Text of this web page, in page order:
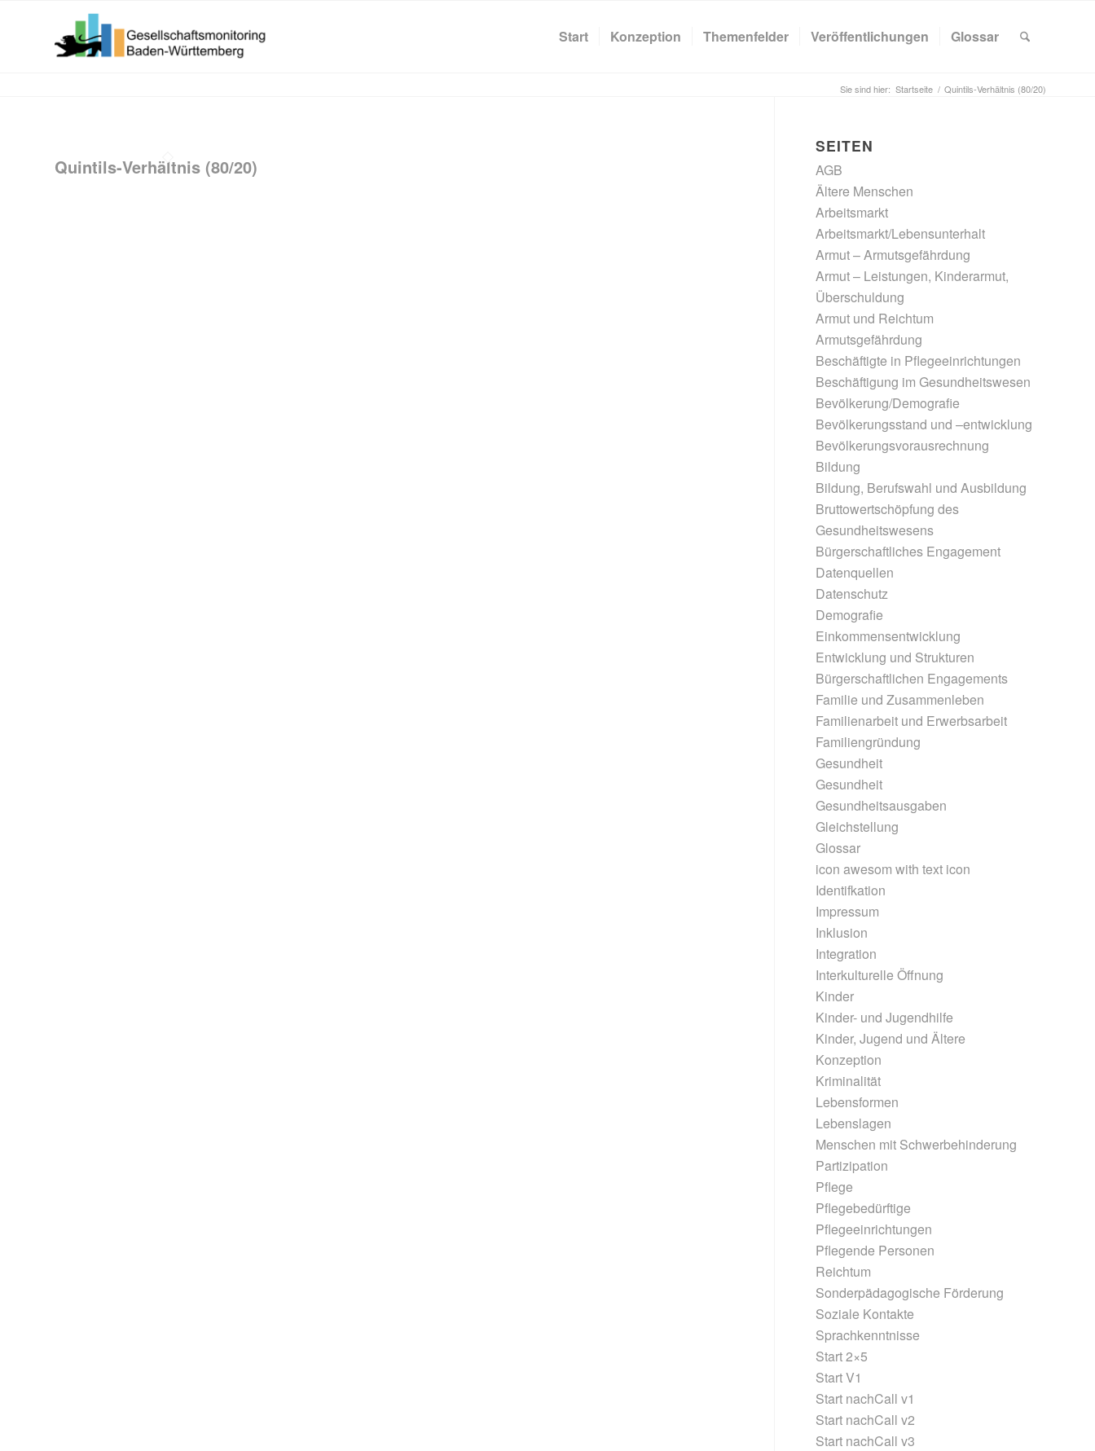
Start Konzeption Themenfelder Veröffentlichungen Glossar
Sie sind hier: Startseite / Quintils-Verhältnis (80/20)
Quintils-Verhältnis (80/20)
SEITEN
AGB
Ältere Menschen
Arbeitsmarkt
Arbeitsmarkt/Lebensunterhalt
Armut – Armutsgefährdung
Armut – Leistungen, Kinderarmut,
Überschuldung
Armut und Reichtum
Armutsgefährdung
Beschäftigte in Pflegeeinrichtungen
Beschäftigung im Gesundheitswesen
Bevölkerung/Demografie
Bevölkerungsstand und –entwicklung
Bevölkerungsvorausrechnung
Bildung
Bildung, Berufswahl und Ausbildung
Bruttowertschöpfung des
Gesundheitswesens
Bürgerschaftliches Engagement
Datenquellen
Datenschutz
Demografie
Einkommensentwicklung
Entwicklung und Strukturen
Bürgerschaftlichen Engagements
Familie und Zusammenleben
Familienarbeit und Erwerbsarbeit
Familiengründung
Gesundheit
Gesundheit
Gesundheitsausgaben
Gleichstellung
Glossar
icon awesom with text icon
Identifkation
Impressum
Inklusion
Integration
Interkulturelle Öffnung
Kinder
Kinder- und Jugendhilfe
Kinder, Jugend und Ältere
Konzeption
Kriminalität
Lebensformen
Lebenslagen
Menschen mit Schwerbehinderung
Partizipation
Pflege
Pflegebedürftige
Pflegeeinrichtungen
Pflegende Personen
Reichtum
Sonderpädagogische Förderung
Soziale Kontakte
Sprachkenntnisse
Start 2×5
Start V1
Start nachCall v1
Start nachCall v2
Start nachCall v3